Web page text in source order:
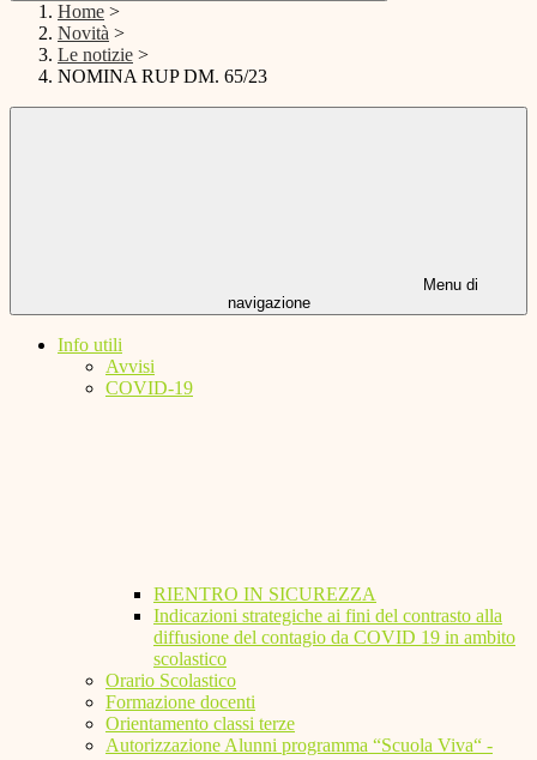
Home >
Novità >
Le notizie >
NOMINA RUP DM. 65/23
Menu di
navigazione
Info utili
Avvisi
COVID-19
RIENTRO IN SICUREZZA
Indicazioni strategiche ai fini del contrasto alla
diffusione del contagio da COVID 19 in ambito
scolastico
Orario Scolastico
Formazione docenti
Orientamento classi terze
Autorizzazione Alunni programma “Scuola Viva“ -